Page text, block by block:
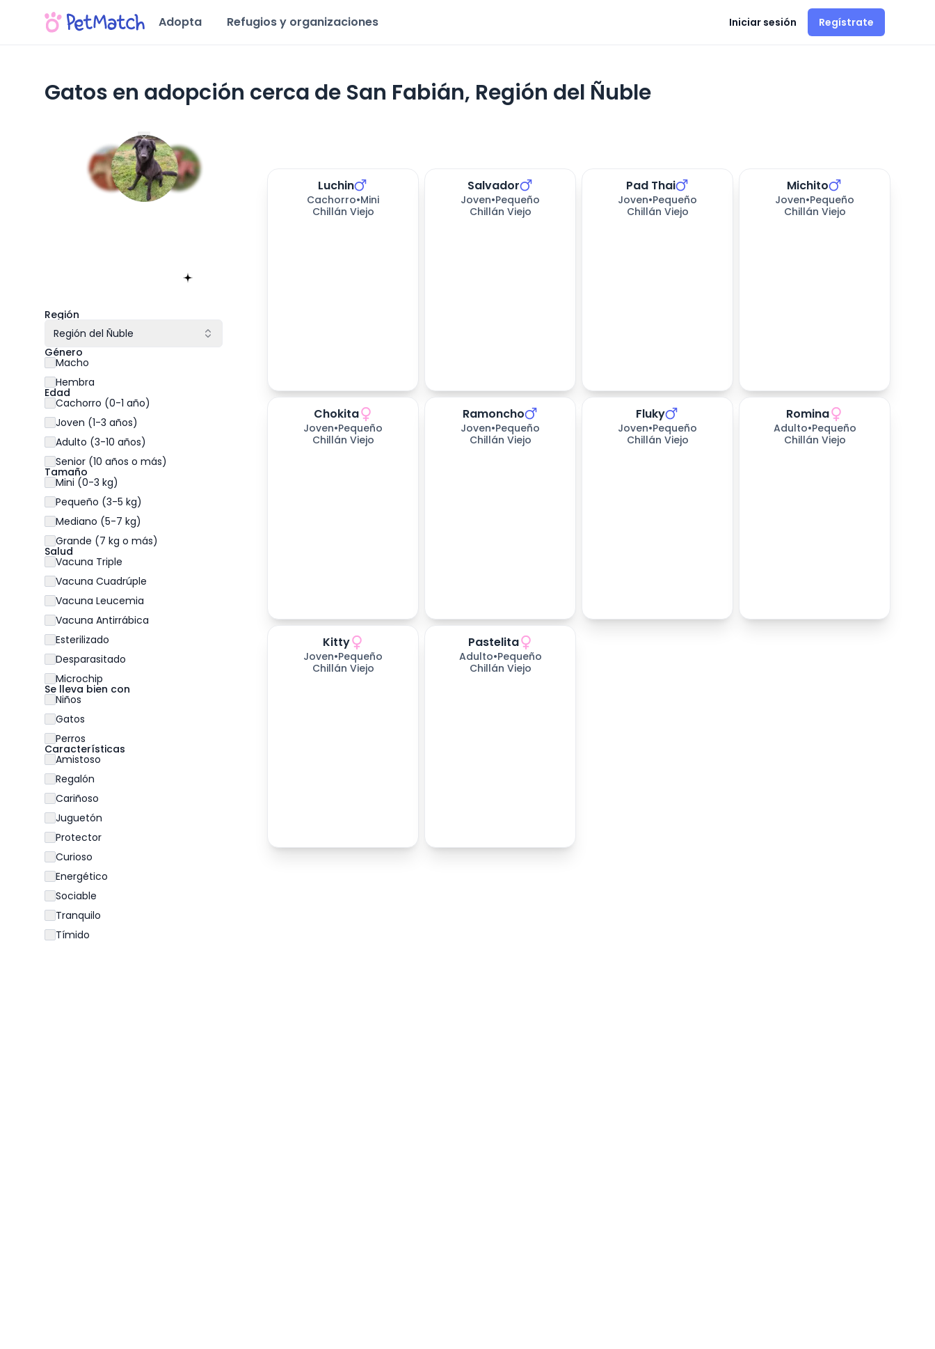
Adopta Refugios y organizaciones Iniciar sesión Regístrate
Gatos en adopción cerca de San Fabián, Región del Ñuble
Región del Ñuble
Región
Región del Ñuble
Género
Macho
Hembra
Edad
Cachorro (0-1 año)
Joven (1-3 años)
Adulto (3-10 años)
Senior (10 años o más)
Tamaño
Mini (0-3 kg)
Pequeño (3-5 kg)
Mediano (5-7 kg)
Grande (7 kg o más)
Salud
Vacuna Triple
Vacuna Cuadrúple
Vacuna Leucemia
Vacuna Antirrábica
Esterilizado
Desparasitado
Microchip
Se lleva bien con
Niños
Gatos
Perros
Características
Amistoso
Regalón
Cariñoso
Juguetón
Protector
Curioso
Energético
Sociable
Tranquilo
Tímido
días esperando
Luchin
Cachorro•Mini
Chillán Viejo
días esperando
Salvador
Joven•Pequeño
Chillán Viejo
Pad Thai
Joven•Pequeño
Chillán Viejo
días esperando
Michito
Joven•Pequeño
Chillán Viejo
Chokita
Joven•Pequeño
Chillán Viejo
Ramoncho
Joven•Pequeño
Chillán Viejo
días esperando
Fluky
Joven•Pequeño
Chillán Viejo
días esperando
Romina
Adulto•Pequeño
Chillán Viejo
días esperando
Kitty
Joven•Pequeño
Chillán Viejo
días esperando
Pastelita
Adulto•Pequeño
Chillán Viejo